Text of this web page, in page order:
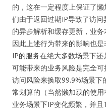
的，这在一定程度上保证了
们由于返回过期IP导致了访
的异步解析和缓存更新，业
因此上述行为带来的影响也
IP的服务在绝大多数场景下
可能带来的业务风险是完全
访问风险来换取99.9%场景
常划算的（当然懒加载的使
业务场景下IP变化频繁，并